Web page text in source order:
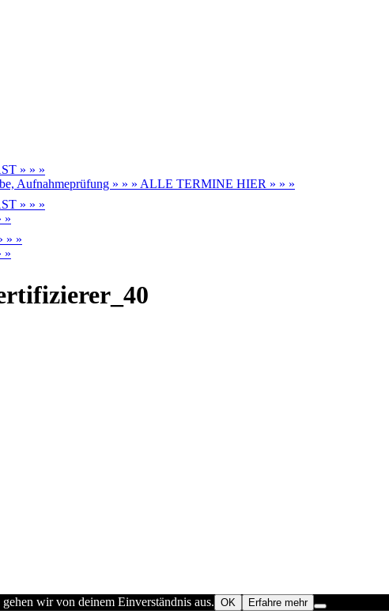
» » »
Aufnahmeprüfung » » » ALLE TERMINE HIER » » »
» » »
»
» »
»
wir von deinem Einverständnis aus. OK Erfahre mehr